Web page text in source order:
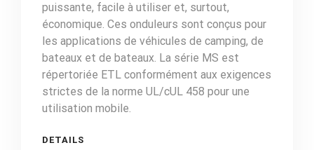
puissante, facile à utiliser et, surtout,
économique. Ces onduleurs sont conçus pour
les applications de véhicules de camping, de
bateaux et de bateaux. La série MS est
répertoriée ETL conformément aux exigences
strictes de la norme UL/cUL 458 pour une
utilisation mobile.
DETAILS